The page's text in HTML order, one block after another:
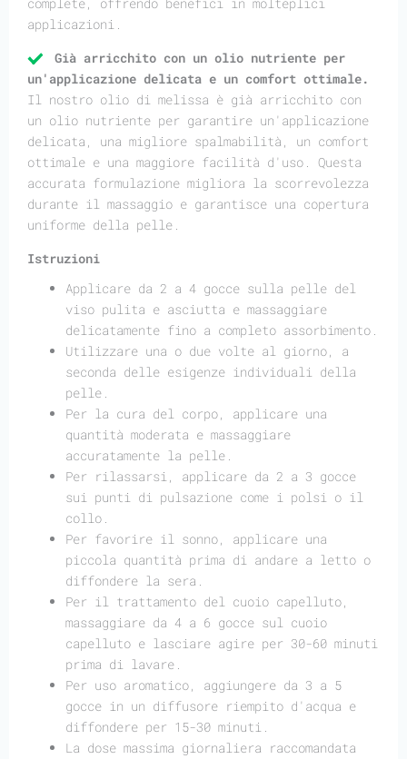
complete, offrendo benefici in molteplici
applicazioni.
Già arricchito con un olio nutriente per
un'applicazione delicata e un comfort ottimale.
Il nostro olio di melissa è già arricchito con
un olio nutriente per garantire un'applicazione
delicata, una migliore spalmabilità, un comfort
ottimale e una maggiore facilità d'uso. Questa
accurata formulazione migliora la scorrevolezza
durante il massaggio e garantisce una copertura
uniforme della pelle.
Istruzioni
Applicare da 2 a 4 gocce sulla pelle del
viso pulita e asciutta e massaggiare
delicatamente fino a completo assorbimento.
Utilizzare una o due volte al giorno, a
seconda delle esigenze individuali della
pelle.
Per la cura del corpo, applicare una
quantità moderata e massaggiare
accuratamente la pelle.
Per rilassarsi, applicare da 2 a 3 gocce
sui punti di pulsazione come i polsi o il
collo.
Per favorire il sonno, applicare una
piccola quantità prima di andare a letto o
diffondere la sera.
Per il trattamento del cuoio capelluto,
massaggiare da 4 a 6 gocce sul cuoio
capelluto e lasciare agire per 30-60 minuti
prima di lavare.
Per uso aromatico, aggiungere da 3 a 5
gocce in un diffusore riempito d'acqua e
diffondere per 15-30 minuti.
La dose massima giornaliera raccomandata